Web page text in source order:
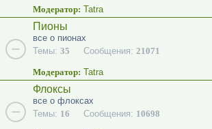
Модератор: Tatra
Пионы
все о пионах
Темы: 35 Сообщения: 21071
Модератор: Tatra
Флоксы
все о флоксах
Темы: 16 Сообщения: 10698